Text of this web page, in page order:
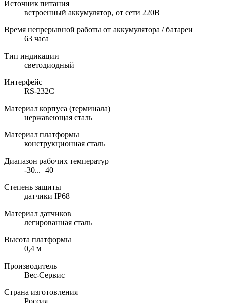
Источник питания
встроенный аккумулятор, от сети 220В
Время непрерывной работы от аккумулятора / батареи
63 часа
Тип индикации
светодиодный
Интерфейс
RS-232C
Материал корпуса (терминала)
нержавеющая сталь
Материал платформы
конструкционная сталь
Диапазон рабочих температур
-30...+40
Степень защиты
датчики IP68
Материал датчиков
легированная сталь
Высота платформы
0,4 м
Производитель
Вес-Сервис
Страна изготовления
Россия